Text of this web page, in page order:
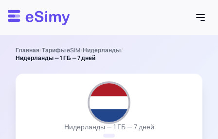
Esimy
Главная/Тарифы eSIM/Нидерланды/
Нидерланды — 1 ГБ — 7 дней
Нидерланды — 1 ГБ — 7 дней